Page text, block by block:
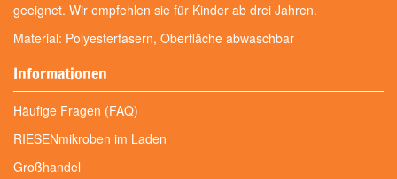
geeignet. Wir empfehlen sie für Kinder ab drei Jahren.
Material: Polyesterfasern, Oberfläche abwaschbar
Informationen
Häufige Fragen (FAQ)
RIESENmikroben im Laden
Großhandel